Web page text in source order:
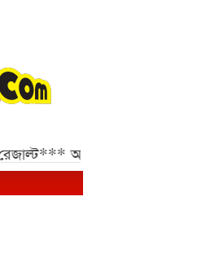
আসন্ন আইএলটি-টোয়েন্টিতে দুবাই